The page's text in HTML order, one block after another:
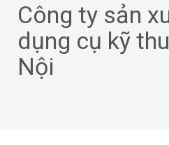
Công ty sản
dụng cụ kỹ
Nội